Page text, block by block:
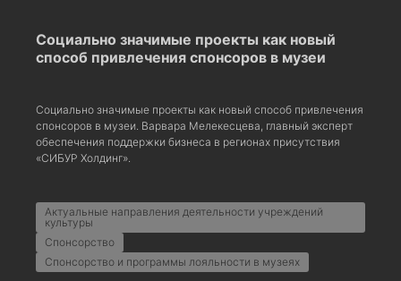
Социально значимые проекты как новый
способ привлечения спонсоров в музеи
Социально значимые проекты как новый способ привлечения
спонсоров в музеи. Варвара Мелекесцева, главный эксперт
обеспечения поддержки бизнеса в регионах присутствия
«СИБУР Холдинг».
Актуальные направления деятельности учреждений
культуры
Спонсорство
Спонсорство и программы лояльности в музеях